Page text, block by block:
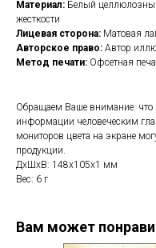
Материал: Белый
жесткости
Лицевая сторона: Матовая
Авторское право: Автор
Метод печати: Офсетная
Обращаем Ваше внимание: что
информации человеческим
мониторов цвета на экране
продукции.
ДxШxВ: 148x105x1 мм
Вес: 6 г
Вам может